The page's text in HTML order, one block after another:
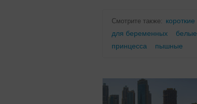
Смотрите также: короткие
для беременных
белые
принцесса
пышные